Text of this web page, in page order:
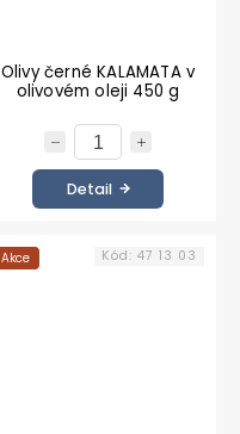
Olivy černé KALAMATA v
olivovém oleji 450 g
Detail
Akce Kód: 47 13 03